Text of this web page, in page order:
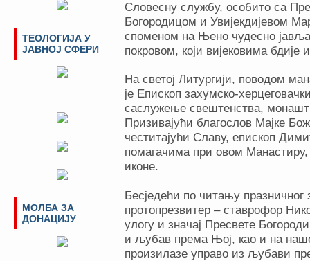
Словесну службу, особито са
Богородицом и Увијекдијевом
споменом на Њено чудесно
покровом, који вијековима
На светој Литургији, поводом
је Епископ захумско-
саслужење свештенства,
Призивајући благослов Мајке
честитајући Славу, епископ
помагачима при овом
иконе.
Бесједећи по читању
протопрезвитер – ставрофор
улогу и значај Пресвете
и љубав према Њој, као и на
произилазе управо из љубави
ТЕОЛОГИЈА У
ЈАВНОЈ СФЕРИ
МОЛБА ЗА
ДОНАЦИЈУ